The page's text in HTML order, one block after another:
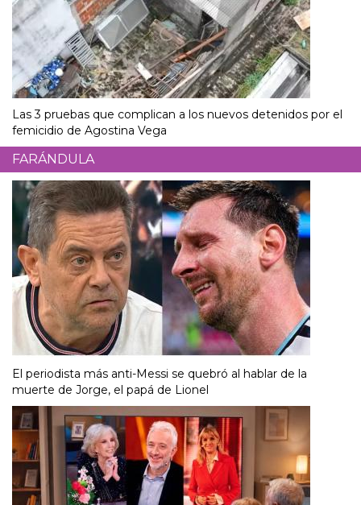
Las 3 pruebas que complican a los nuevos detenidos por el
femicidio de Agostina Vega
FARÁNDULA
El periodista más anti-Messi se quebró al hablar de la
muerte de Jorge, el papá de Lionel